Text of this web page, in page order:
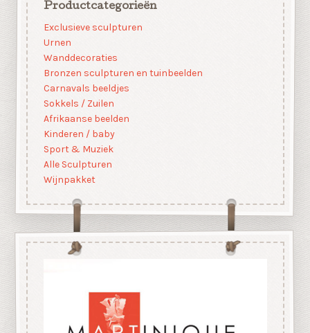
Productcategorieën
Exclusieve sculpturen
Urnen
Wanddecoraties
Bronzen sculpturen en tuinbeelden
Carnavals beeldjes
Sokkels / Zuilen
Afrikaanse beelden
Kinderen / baby
Sport & Muziek
Alle Sculpturen
Wijnpakket